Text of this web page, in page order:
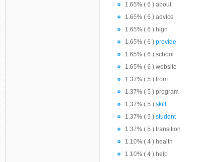
1.65% ( 6 ) about
1.65% ( 6 ) advice
1.65% ( 6 ) high
1.65% ( 6 ) provide
1.65% ( 6 ) school
1.65% ( 6 ) website
1.37% ( 5 ) from
1.37% ( 5 ) program
1.37% ( 5 ) skill
1.37% ( 5 ) student
1.37% ( 5 ) transition
1.10% ( 4 ) health
1.10% ( 4 ) help